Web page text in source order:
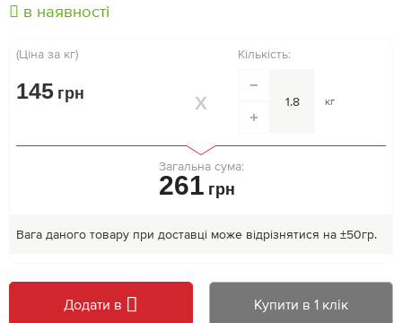
в наявності
(Ціна за кг)
145 грн
Кількість:
кг
Загальна сума:
261 грн
Вага даного товару при доставці може відрізнятися на ±50гр.
Додати в Купити в 1 клік